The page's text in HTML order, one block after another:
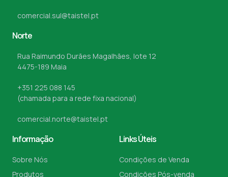
comercial.sul@taistel.pt
Norte
Rua Raimundo Durães Magalhães, lote 12
4475-189 Maia
+351 225 088 145
(chamada para a rede fixa nacional)
comercial.norte@taistel.pt
Informação
Sobre Nós
Produtos
Links Úteis
Condições de Venda
Condições Pós-venda